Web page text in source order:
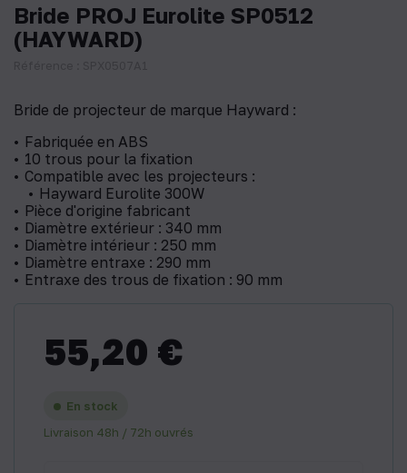
Bride PROJ Eurolite SP0512
(HAYWARD)
Bride de projecteur de marque Hayward :
Fabriquée en ABS
10 trous pour la fixation
Compatible avec les projecteurs :
Hayward Eurolite 300W
Pièce d'origine fabricant
Diamètre extérieur : 340 mm
Diamètre intérieur : 250 mm
Diamètre entraxe : 290 mm
Entraxe des trous de fixation : 90 mm
55,20 €
En stock
Livraison 48h / 72h ouvrés